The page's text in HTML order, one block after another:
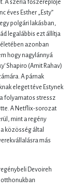
A széria főszereplője
éves Esther „Esty”
polgári lakásban,
legalábbis ezt állítja
azonban
hogy nagylánnyá
Shapiro (Amit Rahav)
A párnak
eleget téve Estynek
folyamatos stressz
A Netflix-sorozat
mint a regény
közösség által
más
Devoireh